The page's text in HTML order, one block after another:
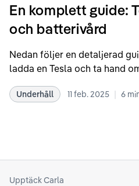
En komplett guide:
och batterivård
Nedan följer en detaljerad
ladda en Tesla och ta hand
rekommendationer samt våra
Underhåll 11 feb. 2025 | 6
Upptäck Carla